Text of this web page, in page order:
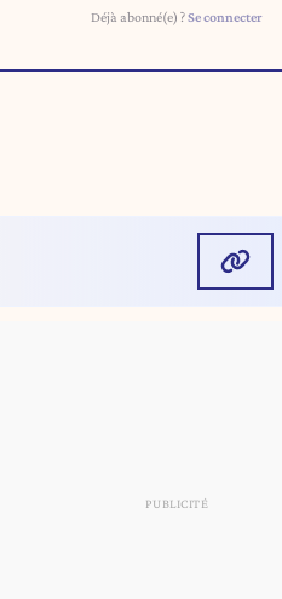
Déjà abonné(e) ?Se connecter